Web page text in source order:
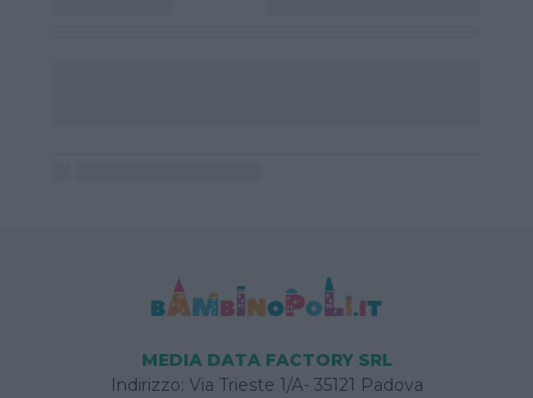
MEDIA DATA FACTORY SRL
Indirizzo: Via Trieste 1/A- 35121 Padova